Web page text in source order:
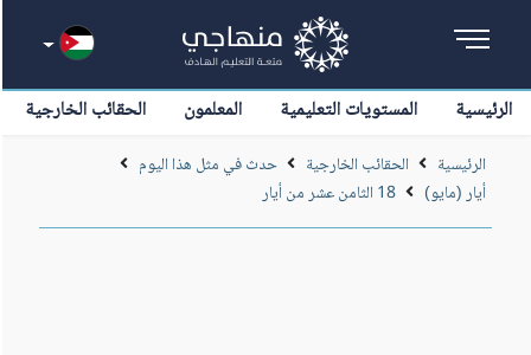
الرئيسية المستويات التعليمية المعلمون الحقائب الخارجية
الرئيسية الحقائب الخارجية
حدث في مثل هذا اليوم
أيار (مايو)
18 الثامن عشر من أيار